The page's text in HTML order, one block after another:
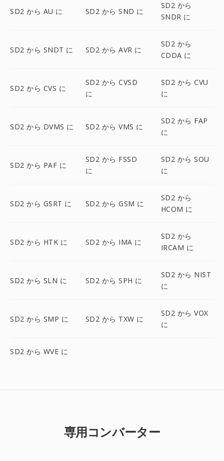
SD2 から AU に SD2 から SND に
SD2 から
SNDR に
SD2 から SNDT に SD2 から AVR に
SD2 から
CDDA に
SD2 から CVS に
SD2 から CVSD
に
SD2 から CVU
に
SD2 から DVMS に SD2 から VMS に
SD2 から FAP
に
SD2 から PAF に
SD2 から FSSD
に
SD2 から SOU
に
SD2 から GSRT に SD2 から GSM に
SD2 から
HCOM に
SD2 から HTK に SD2 から IMA に
SD2 から
IRCAM に
SD2 から SLN に SD2 から SPH に
SD2 から NIST
に
SD2 から SMP に SD2 から TXW に
SD2 から VOX
に
SD2 から WVE に
専用コンバーター